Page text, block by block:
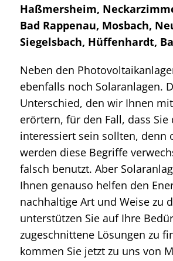
Haßmersheim,
Bad Rappenau, Mosbach,
Siegelsbach, Hüffenhardt,
Neben den
ebenfalls noch Solaranlagen.
Unterschied, den wir Ihnen
erörtern, für den Fall, dass Sie
interessiert sein sollten, denn
werden diese Begriffe
falsch benutzt. Aber
Ihnen genauso helfen den
nachhaltige Art und Weise zu
unterstützen Sie auf Ihre
zugeschnittene Lösungen zu
kommen Sie jetzt zu uns von